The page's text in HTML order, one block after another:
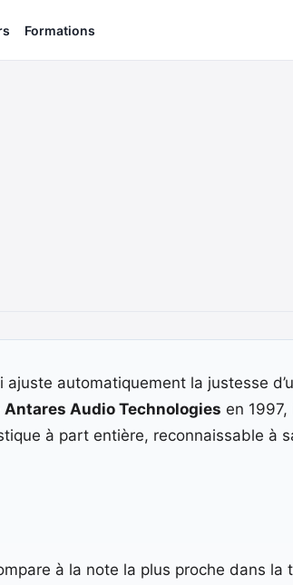
Formations
ajuste automatiquement la justesse
Antares Audio Technologies en 1997,
à part entière, reconnaissable à
à la note la plus proche dans la